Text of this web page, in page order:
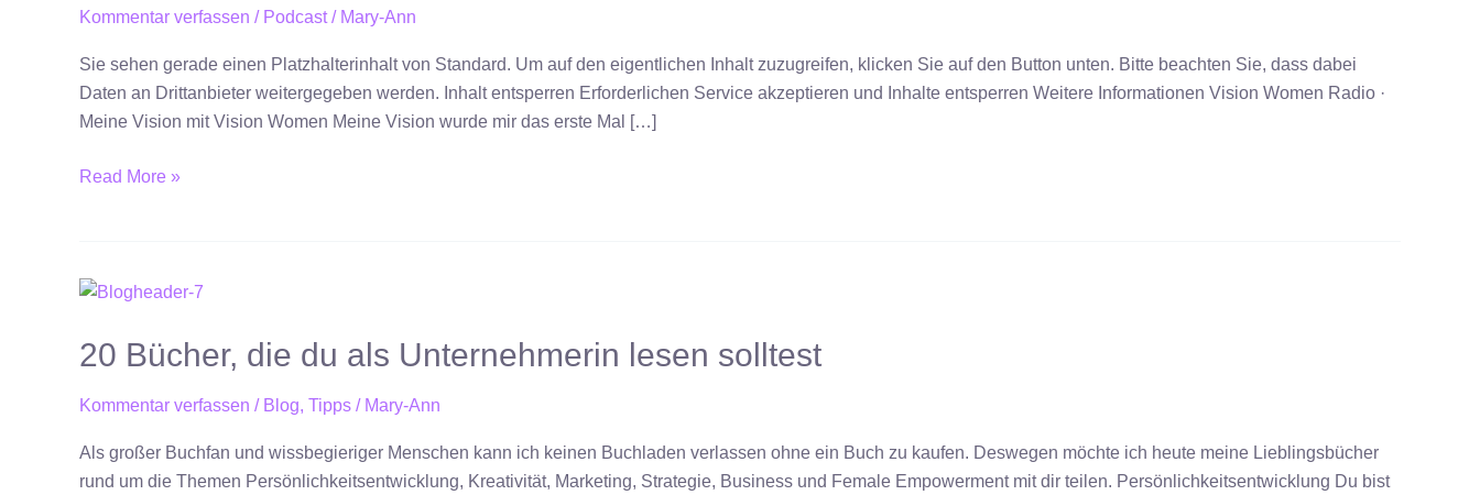
Kommentar verfassen / Podcast/ Mary-Ann
Sie sehen gerade einen Platzhalterinhalt von Standard. Um auf den eigentlichen Inhalt zuzugreifen, klicken Sie auf den Button unten. Bitte beachten Sie, dass dabei
Daten an Drittanbieter weitergegeben werden. Inhalt entsperren Erforderlichen Service akzeptieren und Inhalte entsperren Weitere Informationen Vision Women Radio ·
Meine Vision mit Vision Women Meine Vision wurde mir das erste Mal […]
eine
für
dein
Business
–
Read More »
20 Bücher, die du als Unternehmerin lesen solltest
Kommentar verfassen / Blog, Tipps / Mary-Ann
Als großer Buchfan und wissbegieriger Menschen kann ich keinen Buchladen verlassen ohne ein Buch zu kaufen. Deswegen möchte ich heute meine Lieblingsbücher
rund um die Themen Persönlichkeitsentwicklung, Kreativität, Marketing, Strategie, Business und Female Empowerment mit dir teilen. Persönlichkeitsentwicklung Du bist
20
die
als
lesen
solltest